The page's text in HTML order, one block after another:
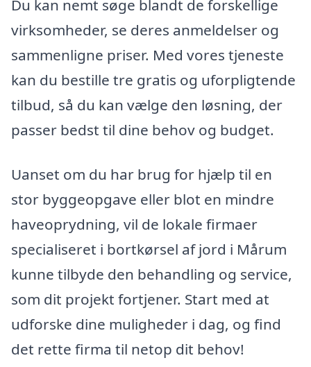
Du kan nemt søge blandt de forskellige
virksomheder, se deres anmeldelser og
sammenligne priser. Med vores tjeneste
kan du bestille tre gratis og uforpligtende
tilbud, så du kan vælge den løsning, der
passer bedst til dine behov og budget.
Uanset om du har brug for hjælp til en
stor byggeopgave eller blot en mindre
haveoprydning, vil de lokale firmaer
specialiseret i bortkørsel af jord i Mårum
kunne tilbyde den behandling og service,
som dit projekt fortjener. Start med at
udforske dine muligheder i dag, og find
det rette firma til netop dit behov!